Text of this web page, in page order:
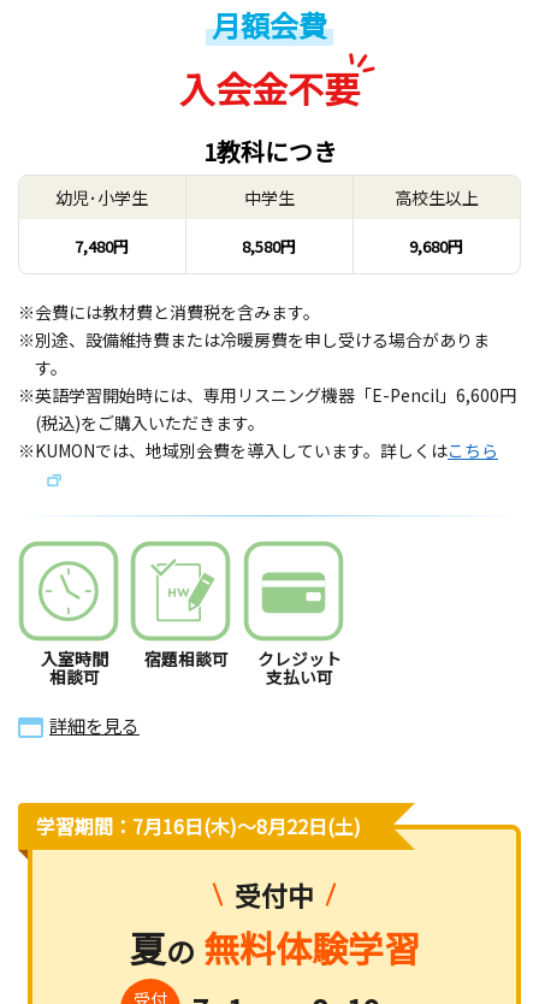
月額会費
入会金不要
1教科につき
幼児･小学生
7,480円
中学生
8,580円
高校生以上
9,680円
※会費には教材費と消費税を含みます。
※別途、設備維持費または冷暖房費を申し受ける場合がありま
す。
※英語学習開始時には、専用リスニング機器「E-Pencil」6,600円
(税込)をご購入いただきます。
※KUMONでは、地域別会費を導入しています。詳しくはこちら
入室時間
相談可
宿題相談可 クレジット
支払い可
詳細を見る
学習期間：7月16日(木)〜8月22日(土)
受付中
夏の 無料体験学習